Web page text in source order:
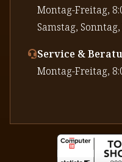
⁠Montag-Freitag,
⁠Samstag,
Service &
⁠Montag-Freitag,